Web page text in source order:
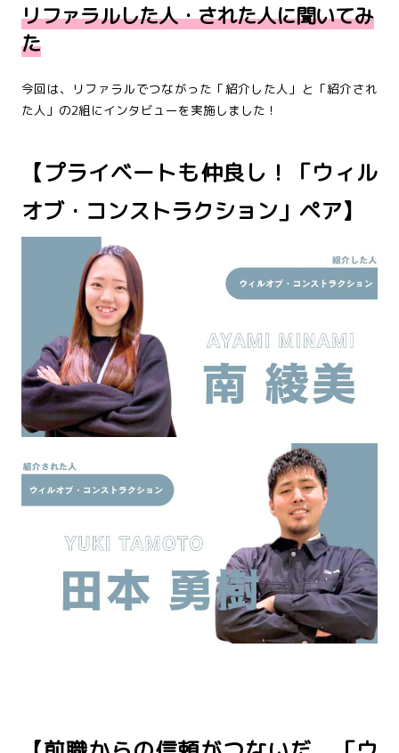
リファラルした人・された人に聞いてみ
た
今回は、リファラルでつながった「紹介した人」と「紹介され
た人」の2組にインタビューを実施しました！
【プライベートも仲良し！「ウィル
オブ・コンストラクション」ペア】